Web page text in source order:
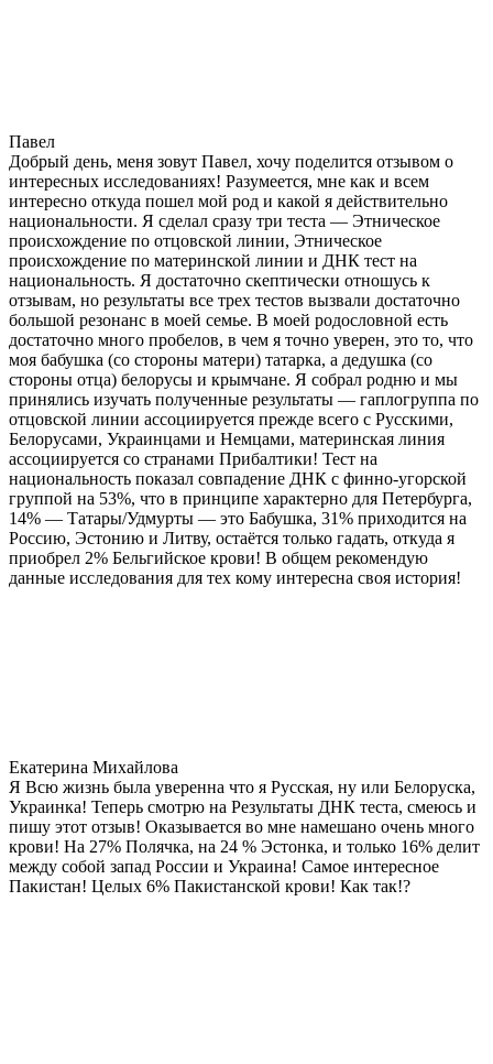
Павел
Добрый день, меня зовут Павел, хочу поделится отзывом о
интересных исследованиях! Разумеется, мне как и всем
интересно откуда пошел мой род и какой я действительно
национальности. Я сделал сразу три теста — Этническое
происхождение по отцовской линии, Этническое
происхождение по материнской линии и ДНК тест на
национальность. Я достаточно скептически отношусь к
отзывам, но результаты все трех тестов вызвали достаточно
большой резонанс в моей семье. В моей родословной есть
достаточно много пробелов, в чем я точно уверен, это то, что
моя бабушка (со стороны матери) татарка, а дедушка (со
стороны отца) белорусы и крымчане. Я собрал родню и мы
принялись изучать полученные результаты — гаплогруппа по
отцовской линии ассоциируется прежде всего с Русскими,
Белорусами, Украинцами и Немцами, материнская линия
ассоциируется со странами Прибалтики! Тест на
национальность показал совпадение ДНК с финно-угорской
группой на 53%, что в принципе характерно для Петербурга,
14% — Татары/Удмурты — это Бабушка, 31% приходится на
Россию, Эстонию и Литву, остаётся только гадать, откуда я
приобрел 2% Бельгийское крови! В общем рекомендую
данные исследования для тех кому интересна своя история!
Екатерина Михайлова
Я Всю жизнь была уверенна что я Русская, ну или Белоруска,
Украинка! Теперь смотрю на Результаты ДНК теста, смеюсь и
пишу этот отзыв! Оказывается во мне намешано очень много
крови! На 27% Полячка, на 24 % Эстонка, и только 16% делит
между собой запад России и Украина! Самое интересное
Пакистан! Целых 6% Пакистанской крови! Как так!?